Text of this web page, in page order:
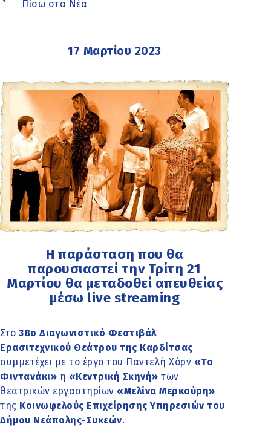
Πίσω στα Νέα
17 Μαρτίου 2023
Η παράσταση που θα
παρουσιαστεί την Τρίτη 21
Μαρτίου θα μεταδοθεί απευθείας
μέσω live streaming
Στο 38ο Διαγωνιστικό Φεστιβάλ
Ερασιτεχνικού Θεάτρου της Καρδίτσας
συμμετέχει με το έργο του Παντελή Χόρν «Το
Φιντανάκι» η «Κεντρική Σκηνή» των
θεατρικών εργαστηρίων «Μελίνα Μερκούρη»
της Κοινωφελούς Επιχείρησης Υπηρεσιών του
Δήμου Νεάπολης-Συκεών.